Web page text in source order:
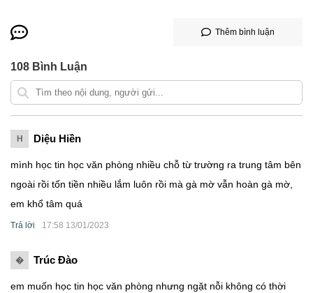
Thêm bình luận
108 Bình Luận
H Diệu Hiền
mình học tin học văn phòng nhiều chỗ từ trường ra trung tâm bên
ngoài rồi tốn tiền nhiều lắm luôn rồi mà gà mờ vẫn hoàn gà mờ,
em khổ tâm quá
Trả lời 17:58 13/01/2023
� Trúc Ðào
em muốn học tin học văn phòng nhưng ngặt nỗi không có thời